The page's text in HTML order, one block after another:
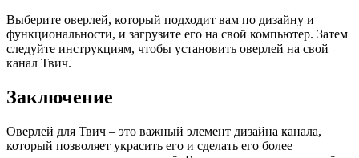
Выберите оверлей, который подходит вам по дизайну и
функциональности, и загрузите его на свой компьютер. Затем
следуйте инструкциям, чтобы установить оверлей на свой
канал Твич.
Заключение
Оверлей для Твич – это важный элемент дизайна канала,
который позволяет украсить его и сделать его более